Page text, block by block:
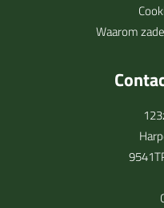
Waarom